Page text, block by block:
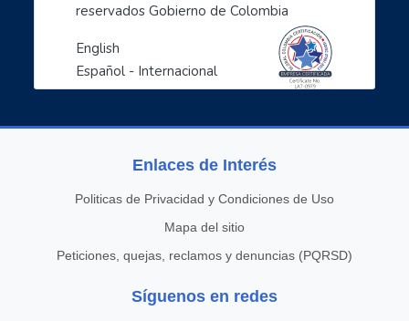
- Líderes digitales transformadores
- Descubre como cuidarte en el mundo digital: empo...
- Ciberperiodismo comunitario a tu alcance: empode...
- Las TIC aliadas esenciales para la empleabilidad...
- Design Thinking y TIC para mujeres
- Campo conectado: Desarrollo socioeconómico a tra...
- Misión 1 - Huella Digital: ser buena onda en Int...
- Estrategias de acompañamiento de niños, niñas y ...
reservados Gobierno de Colombia
English
Español - Internacional
Enlaces de Interés
Politicas de Privacidad y Condiciones de Uso
Mapa del sitio
Peticiones, quejas, reclamos y denuncias (PQRSD)
Síguenos en redes